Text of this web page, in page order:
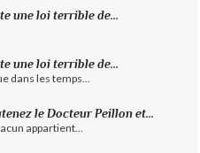
une loi terrible de...
une loi terrible de...
dans les temps...
le Docteur Peillon et...
appartient...